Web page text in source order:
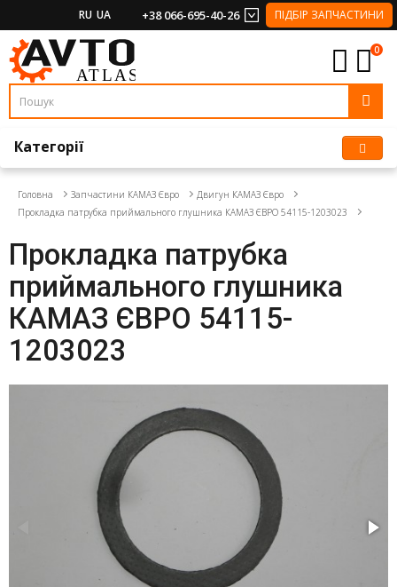
RU UA +38 066-695-40-26 ПІДБІР ЗАПЧАСТИНИ
0
Категорії
Головна Запчастини КАМАЗ Євро
Двигун КАМАЗ Євро
Прокладка патрубка приймального глушника КАМАЗ ЄВРО 54115-1203023
Прокладка патрубка
приймального глушника
КАМАЗ ЄВРО 54115-
1203023